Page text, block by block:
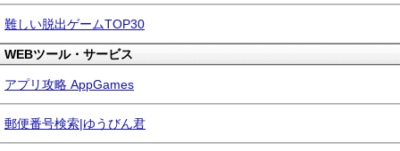
難しい脱出ゲームTOP30
WEBツール・サービス
アプリ攻略 AppGames
郵便番号検索|ゆうびん君